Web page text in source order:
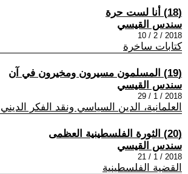
(18) أنا لست حرة
سندس القيسي
2018 / 2 / 10
كتابات ساخرة
(19) المسلمون مسيرون ومخيرون في آن
سندس القيسي
2018 / 1 / 29
العلمانية، الدين السياسي ونقد الفكر الديني
(20) الثورة الفلسطينية العظمى
سندس القيسي
2018 / 1 / 21
القضية الفلسطينية